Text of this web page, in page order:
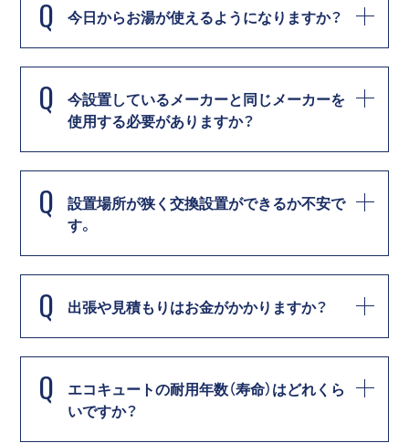
Q 今日からお湯が使えるようになりますか？
Q
今設置しているメーカーと同じメーカーを
使用する必要がありますか？
Q
設置場所が狭く交換設置ができるか不安で
す。
Q 出張や見積もりはお金がかかりますか？
Q
エコキュートの耐用年数（寿命）はどれくら
いですか？